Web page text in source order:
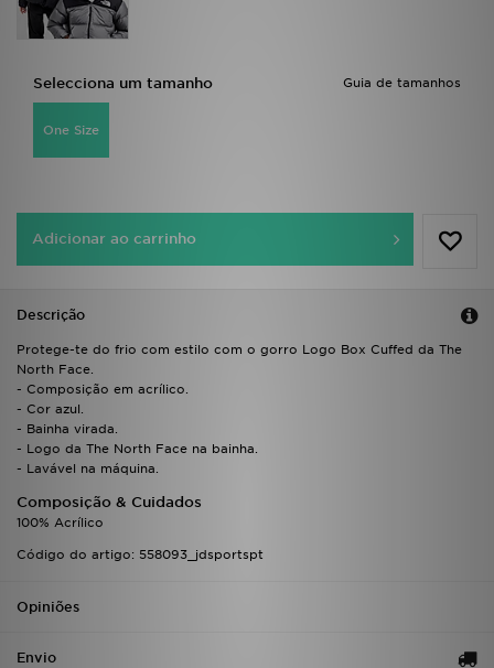
Guia de tamanhos
Selecciona um tamanho
One Size
Adicionar ao carrinho
Descrição
Protege-te do frio com estilo com o gorro Logo Box Cuffed da The
North Face.
- Composição em acrílico.
- Cor azul.
- Bainha virada.
- Logo da The North Face na bainha.
- Lavável na máquina.
Composição & Cuidados
100% Acrílico
Código do artigo: 558093_jdsportspt
Opiniões
Envio
TRABALHA CONNOSCO